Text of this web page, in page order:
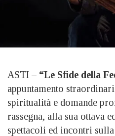
ASTI – “Le Sfide della
appuntamento
spiritualità e domande
rassegna, alla sua ottava
spettacoli ed incontri